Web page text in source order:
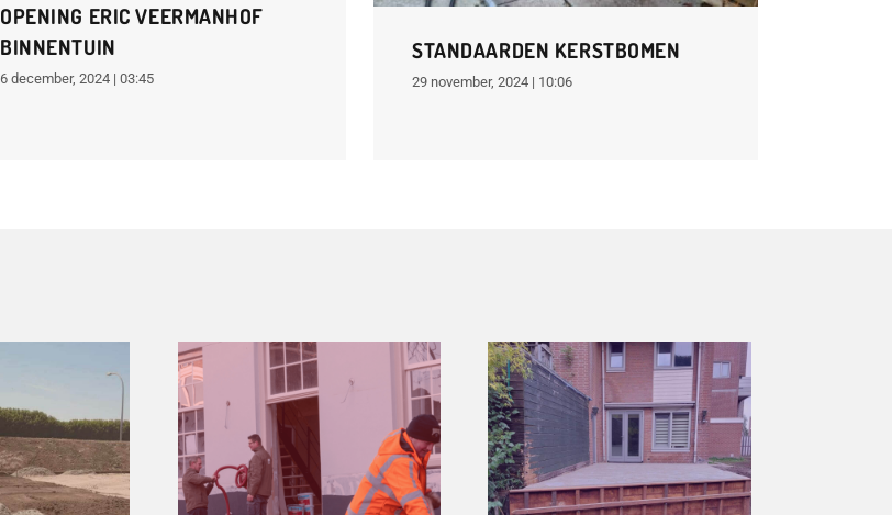
OPENING ERIC VEERMANHOF
BINNENTUIN
6 december, 2024 | 03:45
STANDAARDEN KERSTBOMEN
29 november, 2024 | 10:06